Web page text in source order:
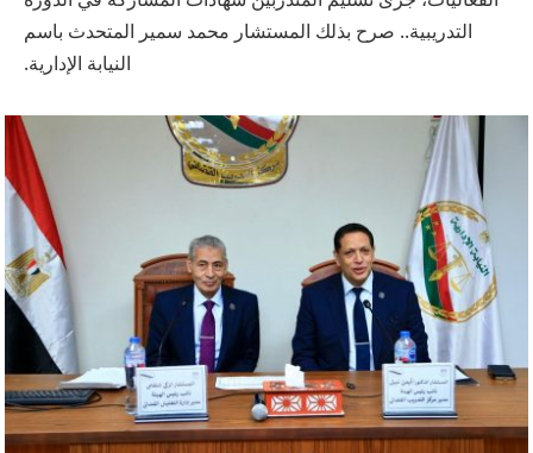
التدريبية.. صرح بذلك المستشار محمد سمير المتحدث باسم
النيابة الإدارية.